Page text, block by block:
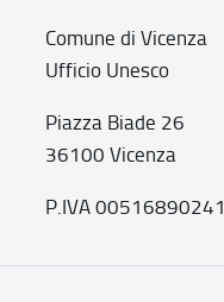
Comune di Vicenza
Ufficio Unesco
Piazza Biade 26
36100 Vicenza
P.IVA 00516890241